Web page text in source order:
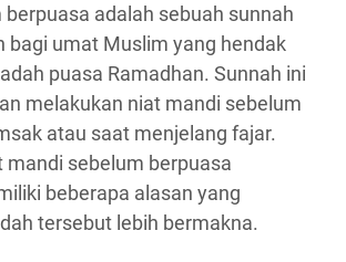
adalah sebuah sunnah
bagi umat Muslim yang hendak
puasa Ramadhan. Sunnah ini
melakukan niat mandi sebelum
atau saat menjelang fajar.
mandi sebelum berpuasa
beberapa alasan yang
tersebut lebih bermakna.